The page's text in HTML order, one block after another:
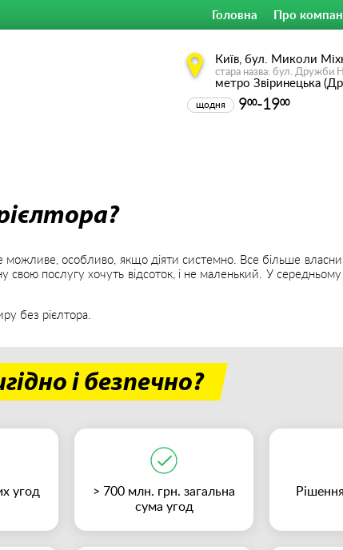
Головна Про
Київ, бул. Миколи
стара назва: бул. Дружби
метро Звіринецька
щодня 900-1900
особливо, якщо діяти системно. Все більше
свою послугу хочуть відсоток, і не маленький. У
без рієлтора.
і безпечно?
угод
> 700 млн. грн. загальна
сума угод